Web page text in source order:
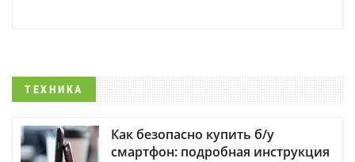
ТЕХНИКА
Как безопасно купить б/у
смартфон: подробная инструкция